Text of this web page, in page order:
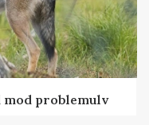
problemulv